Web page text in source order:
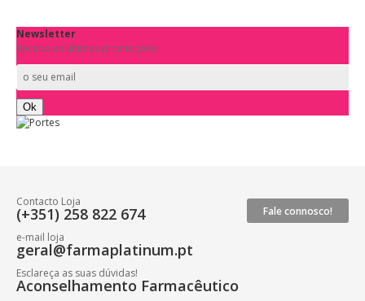
Newsletter
Receba as ultimas promoções!
Fale connosco!
Contacto Loja
(+351) 258 822 674
e-mail loja
geral@farmaplatinum.pt
Esclareça as suas dúvidas!
Aconselhamento Farmacêutico